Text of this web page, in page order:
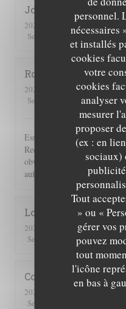
personnel.
nécessaires
et installés
cookies
votre
cookies
analyser
mesurer
proposer
(ex : en
sociaux)
Tout
» ou «
gérer vos
pouvez
tout
l'icône
en bas à
Joe
2026-07-25
- 19:30 - Couverts 2
Service
Ambiance:4/5
Roger
2026-07-25
- 19:00 -
Service
Ambiance:5/5
Essen und Ambiente
Rechnung 2 Flaschen Wein
obwohl wir nur eine hatten.
auffallen!!!
Lorraine
2026-07-25
- 13:00 -
Service
Ambiance: 5/5
Corinne M
2026-07-25
- 20:30 - Couverts 2
Service